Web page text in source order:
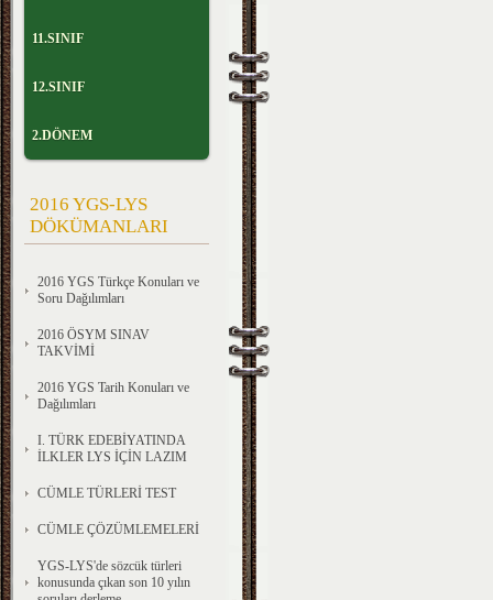
11.SINIF
12.SINIF
2.DÖNEM
2016 YGS-LYS
DÖKÜMANLARI
2016 YGS Türkçe Konuları ve
Soru Dağılımları
2016 ÖSYM SINAV
TAKVİMİ
2016 YGS Tarih Konuları ve
Dağılımları
I. TÜRK EDEBİYATINDA
İLKLER LYS İÇİN LAZIM
CÜMLE TÜRLERİ TEST
CÜMLE ÇÖZÜMLEMELERİ
YGS-LYS'de sözcük türleri
konusunda çıkan son 10 yılın